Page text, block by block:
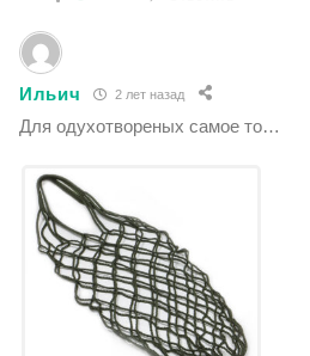
Ильич 2 лет назад
Для одухотвореных самое то…